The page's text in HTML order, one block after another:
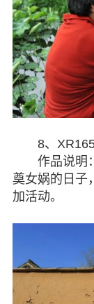
8、XR165
作品说明：
奠女娲的日子
加活动。